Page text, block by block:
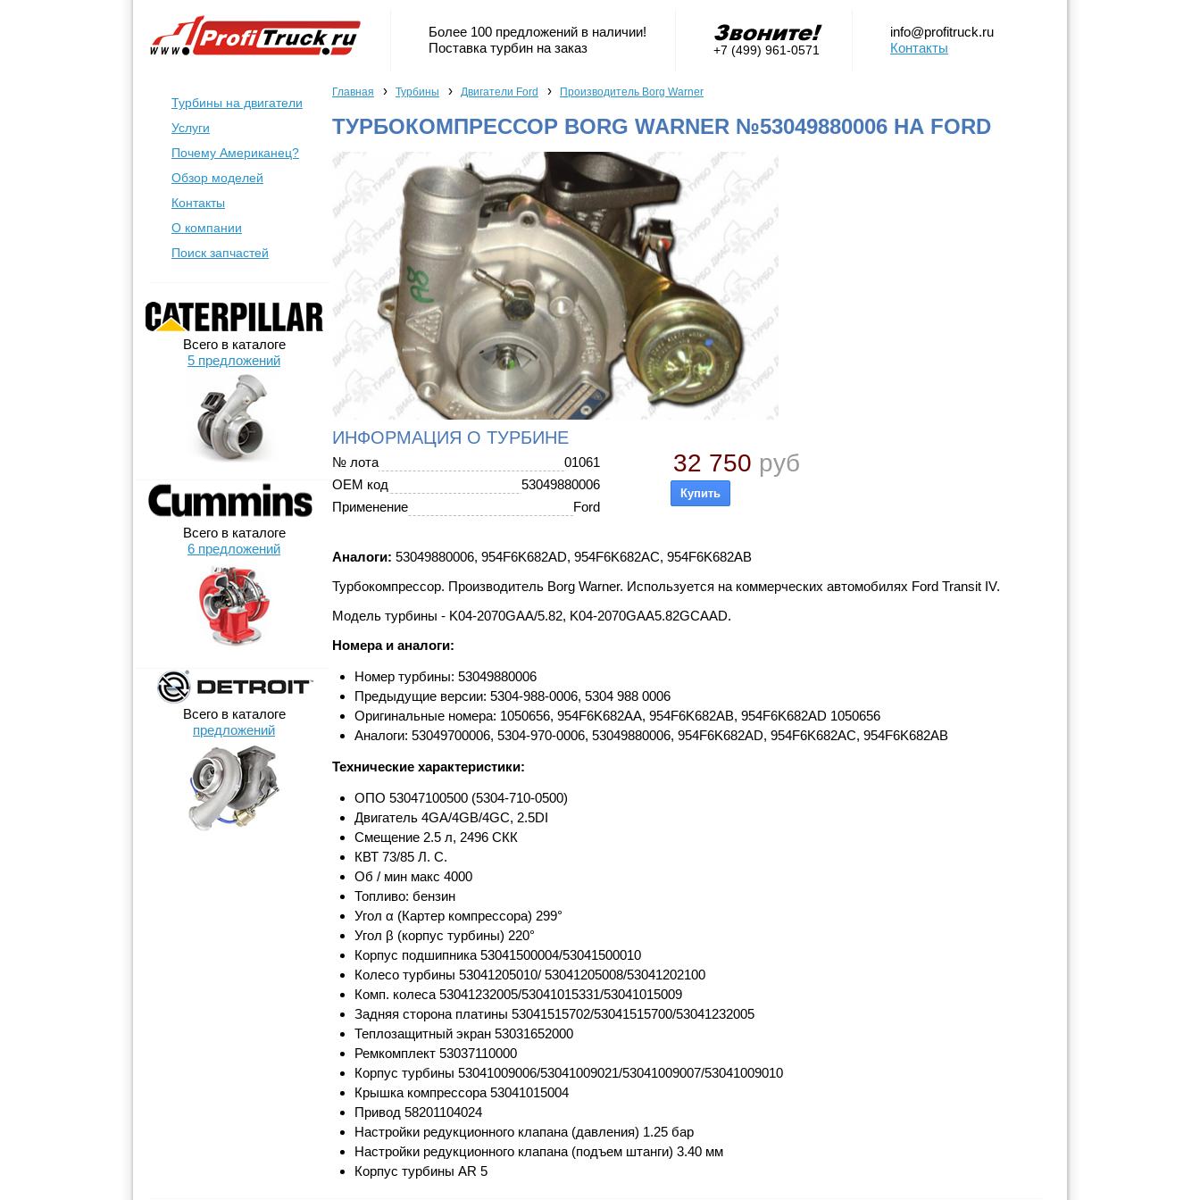
Более 100 предложений в наличии!
Поставка турбин на заказ
+7 (499) 961-0571
info@profitruck.ru
Контакты
Турбины на двигатели
Услуги
Почему Американец?
Обзор моделей
Контакты
О компании
Поиск запчастей
Всего в каталоге
5 предложений
Всего в каталоге
6 предложений
Всего в каталоге
предложений
Главная › Турбины › Двигатели Ford › Производитель Borg Warner
ТУРБОКОМПРЕССОР BORG WARNER №53049880006 НА FORD
ИНФОРМАЦИЯ О ТУРБИНЕ
№ лота
01061
OEM код
53049880006
Применение
Ford
32 750 руб
Аналоги: 53049880006, 954F6K682AD, 954F6K682AC, 954F6K682AB
Турбокомпрессор. Производитель Borg Warner. Используется на коммерческих автомобилях Ford Transit IV.
Модель турбины - K04-2070GAA/5.82, K04-2070GAA5.82GCAAD.
Номера и аналоги:
Номер турбины: 53049880006
Предыдущие версии: 5304-988-0006, 5304 988 0006
Оригинальные номера: 1050656, 954F6K682AA, 954F6K682AB, 954F6K682AD 1050656
Аналоги: 53049700006, 5304-970-0006, 53049880006, 954F6K682AD, 954F6K682AC, 954F6K682AB
Технические характеристики:
ОПО 53047100500 (5304-710-0500)
Двигатель 4GA/4GB/4GC, 2.5DI
Смещение 2.5 л, 2496 СКК
КВТ 73/85 Л. С.
Об / мин макс 4000
Топливо: бензин
Угол α (Картер компрессора) 299°
Угол β (корпус турбины) 220°
Корпус подшипника 53041500004/53041500010
Колесо турбины 53041205010/ 53041205008/53041202100
Комп. колеса 53041232005/53041015331/53041015009
Задняя сторона платины 53041515702/53041515700/53041232005
Теплозащитный экран 53031652000
Ремкомплект 53037110000
Корпус турбины 53041009006/53041009021/53041009007/53041009010
Крышка компрессора 53041015004
Привод 58201104024
Настройки редукционного клапана (давления) 1.25 бар
Настройки редукционного клапана (подъем штанги) 3.40 мм
Корпус турбины AR 5